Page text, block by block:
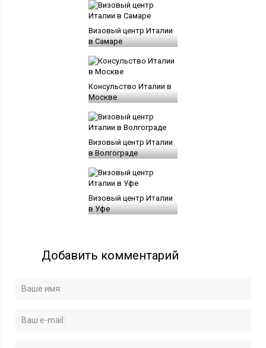
Визовый центр Италии
в Самаре
Консульство Италии в
Москве
Визовый центр Италии
в Волгограде
Визовый центр Италии
в Уфе
Добавить комментарий